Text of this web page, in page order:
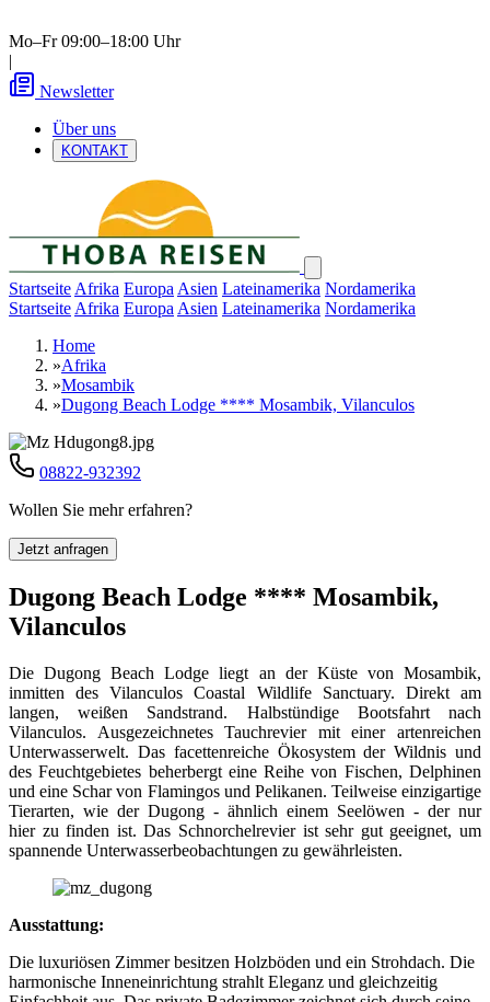
Mo–Fr 09:00–18:00 Uhr
|
Newsletter
Über uns
KONTAKT
Startseite Afrika Europa Asien Lateinamerika Nordamerika
Startseite Afrika Europa Asien Lateinamerika Nordamerika
Home
»Afrika
»Mosambik
»Dugong Beach Lodge **** Mosambik, Vilanculos
08822-932392
Wollen Sie mehr erfahren?
Jetzt anfragen
Dugong Beach Lodge **** Mosambik,
Vilanculos
Die Dugong Beach Lodge liegt an der Küste von Mosambik,
inmitten des Vilanculos Coastal Wildlife Sanctuary. Direkt am
langen, weißen Sandstrand. Halbstündige Bootsfahrt nach
Vilanculos. Ausgezeichnetes Tauchrevier mit einer artenreichen
Unterwasserwelt. Das facettenreiche Ökosystem der Wildnis und
des Feuchtgebietes beherbergt eine Reihe von Fischen, Delphinen
und eine Schar von Flamingos und Pelikanen. Teilweise einzigartige
Tierarten, wie der Dugong - ähnlich einem Seelöwen - der nur
hier zu finden ist. Das Schnorchelrevier ist sehr gut geeignet, um
spannende Unterwasserbeobachtungen zu gewährleisten.
Ausstattung:
Die luxuriösen Zimmer besitzen Holzböden und ein Strohdach. Die
harmonische Inneneinrichtung strahlt Eleganz und gleichzeitig